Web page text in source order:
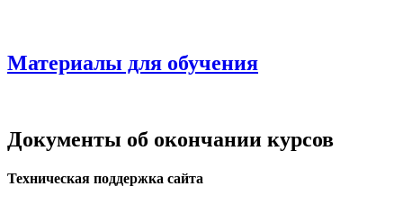
Материалы для обучения
Документы об окончании курсов
Техническая поддержка сайта